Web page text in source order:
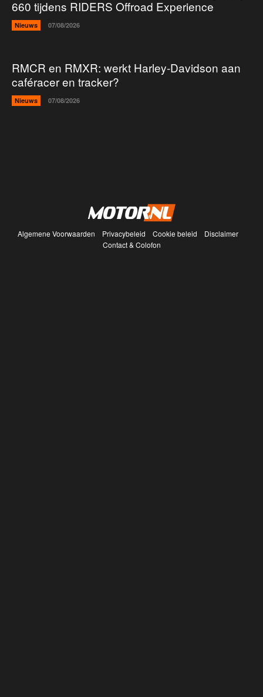
660 tijdens RIDERS Offroad Experience
Nieuws 07/08/2026
RMCR en RMXR: werkt Harley-Davidson aan
caféracer en tracker?
Nieuws 07/08/2026
Algemene Voorwaarden Privacybeleid Cookie beleid
Disclaimer
Contact & Colofon